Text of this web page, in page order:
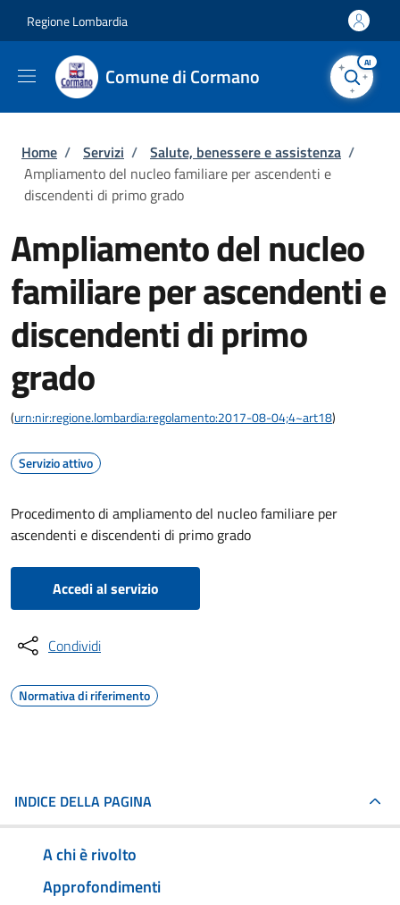
Regione Lombardia
Comune di Cormano
AI
Briciole di pane
Home / Servizi / Salute, benessere e assistenza /
Ampliamento del nucleo familiare per ascendenti e
discendenti di primo grado
Ampliamento del nucleo
familiare per ascendenti e
discendenti di primo
grado
(urn:nir:regione.lombardia:regolamento:2017-08-04;4~art18)
Servizio attivo
Procedimento di ampliamento del nucleo familiare per
ascendenti e discendenti di primo grado
Accedi al servizio
Condividi
Normativa di riferimento
INDICE DELLA PAGINA
A chi è rivolto
Approfondimenti